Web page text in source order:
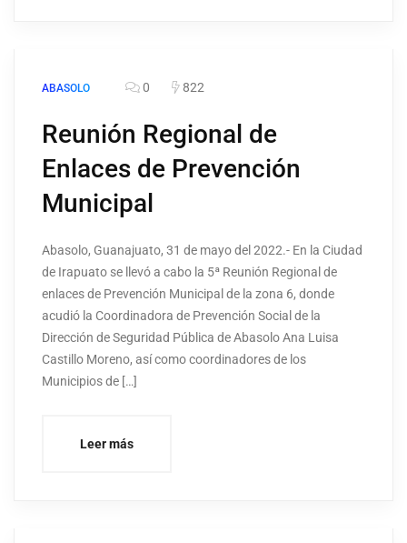
ABASOLO 0 822
Reunión Regional de
Enlaces de Prevención
Municipal
Abasolo, Guanajuato, 31 de mayo del 2022.- En la Ciudad
de Irapuato se llevó a cabo la 5ª Reunión Regional de
enlaces de Prevención Municipal de la zona 6, donde
acudió la Coordinadora de Prevención Social de la
Dirección de Seguridad Pública de Abasolo Ana Luisa
Castillo Moreno, así como coordinadores de los
Municipios de […]
Leer más